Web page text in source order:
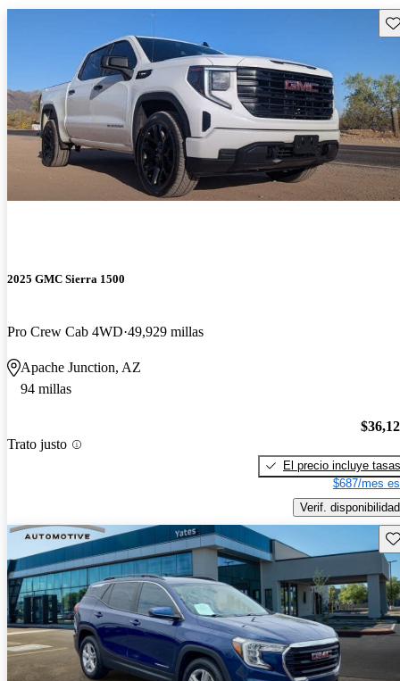
2025 GMC Sierra 1500
Pro Crew Cab 4WD 49,929 millas
Apache Junction, AZ
94 millas
Trato justo
El precio incluye tasas
$687/mes
Verif. disponibilidad